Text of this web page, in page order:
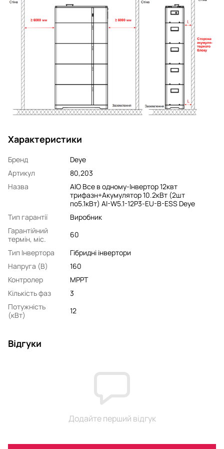
Характеристики
Бренд
Deye
Артикул
80,203
Назва
AIO Все в одному-Інвертор 12квт
трифазн+Акумулятор 10.2кВт (2шт
по5.1кВт) AI-W5.1-12P3-EU-B-ESS Deye
Тип гарантії
Виробник
Гарантійний
термін, міс.
60
Тип Інвертора
Гібридні інвертори
Напруга (В)
160
Контролер
MPPT
Кількість фаз
3
Потужність
(кВт)
12
Відгуки
Додайте перший відгук